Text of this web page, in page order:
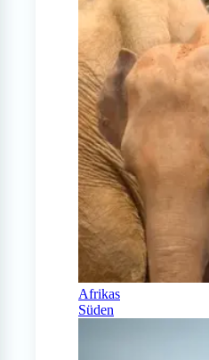
Afrikas
Süden